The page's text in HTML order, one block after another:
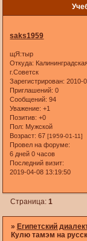
saks1959
щЯ:тыр
Откуда:
г.Советск
Зарегистрирован: 2010-
Приглашений: 0
Сообщений: 94
Уважение: +1
Позитив: +0
Пол: Мужской
Возраст: 67[1959-01-11]
Провел на форуме:
6 дней 0 часов
Последний визит:
2019-04-08 13:19:50
Страница: 1
» Египетский
Кулю тамэм на